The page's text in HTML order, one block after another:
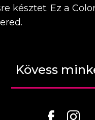
késztet. Ez a
Kövess